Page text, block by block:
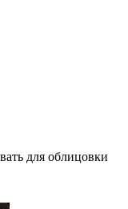
для облицовки